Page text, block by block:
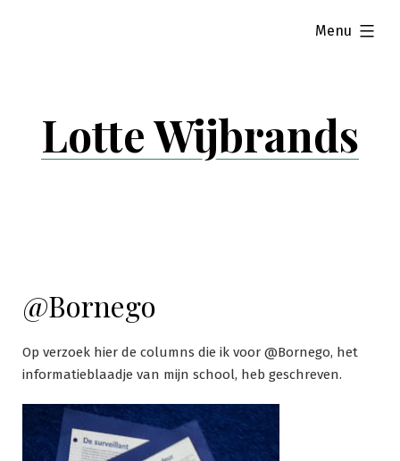
Lotte Wijbrands
Menu
expanded
@Bornego
Op verzoek hier de columns die ik voor @Bornego, het
informatieblaadje van mijn school, heb geschreven.